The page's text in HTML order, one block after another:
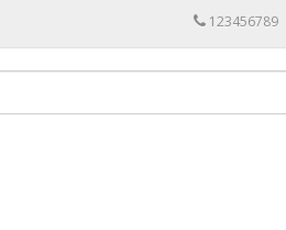
123456789